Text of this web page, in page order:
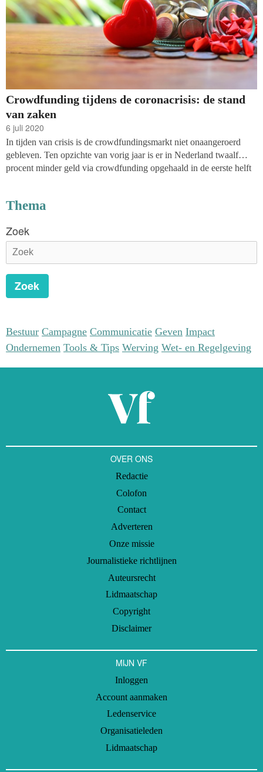
Crowdfunding tijdens de coronacrisis: de stand
van zaken
6 juli 2020
In tijden van crisis is de crowdfundingsmarkt niet onaangeroerd
gebleven. Ten opzichte van vorig jaar is er in Nederland twaalf
procent minder geld via crowdfunding opgehaald in de eerste helft
onderzoek van het platform Crowdfundingcijfers.nl. Het is voor het
besteed terugloopt, mede doordat ondernemingen minder vaak voor
Thema
Zoek
Zoek
Bestuur Campagne Communicatie Geven Impact
Ondernemen Tools & Tips Werving Wet- en Regelgeving
OVER ONS
Redactie
Colofon
Contact
Adverteren
Onze missie
Journalistieke richtlijnen
Auteursrecht
Lidmaatschap
Copyright
Disclaimer
MIJN VF
Inloggen
Account aanmaken
Ledenservice
Organisatieleden
Lidmaatschap